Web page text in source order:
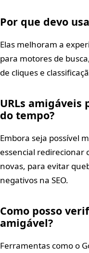
Por que devo
Elas melhoram a
para motores de
de cliques e
URLs amigáveis
do tempo?
Embora seja possível
essencial redirecionar
novas, para evitar
negativos na SEO.
Como posso
amigável?
Ferramentas como o